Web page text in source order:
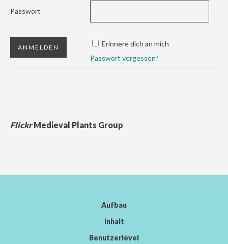
Passwort
Erinnere dich an mich
Passwort vergessen?
FlickrMedieval Plants Group
Aufbau
Inhalt
Benutzerlevel